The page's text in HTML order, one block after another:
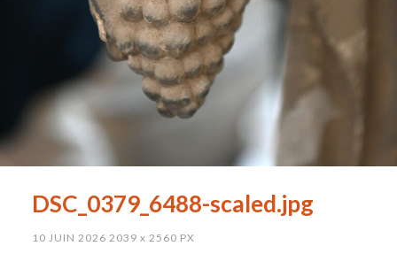
DSC_0379_6488-scaled.jpg
10 JUIN 2026 2039 x 2560 PX